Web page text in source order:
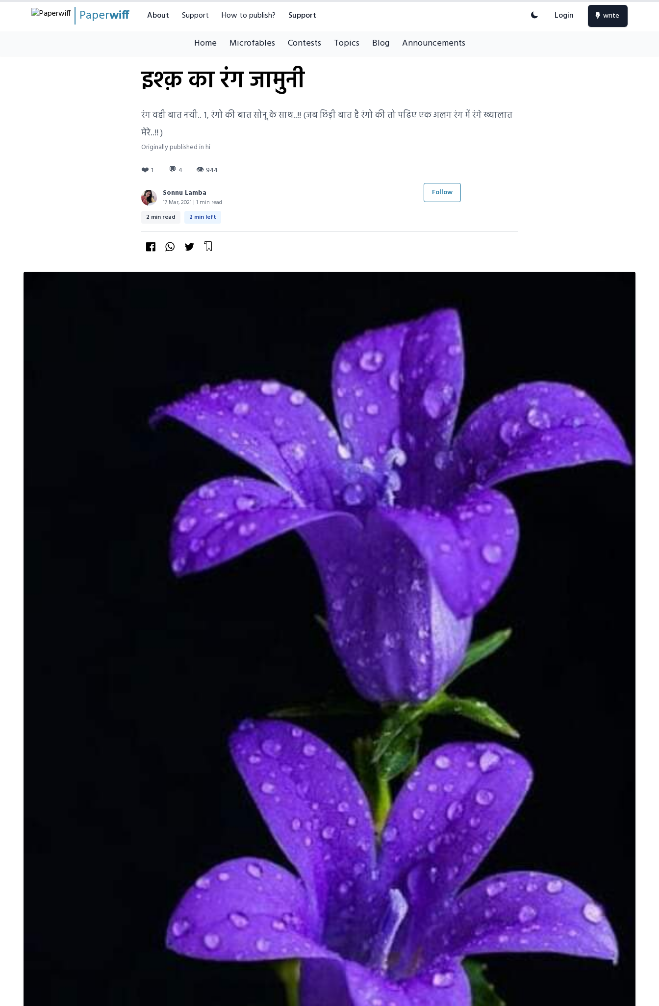
Paperwiff About Support How to publish? Support Login write
Home Microfables Contests Topics Blog Announcements
इश्क़ का रंग जामुनी
रंग वही बात नयी.. १, रंगो की बात सोनू के साथ..!! (जब छिड़ी बात है रंगो की तो पढिए एक अलग रंग में रंगे ख्यालात
मेरे..!! )
Originally published in hi
❤️ 1 💬 4 👁 944
Sonnu Lamba
17 Mar, 2021 | 1 min read
Follow
2 min read 2 min left